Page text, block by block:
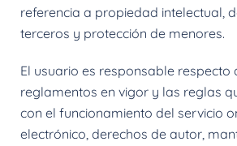
referencia a propiedad intelectual,
terceros y protección de menores.
El usuario es responsable respecto
reglamentos en vigor y las reglas
con el funcionamiento del servicio
electrónico, derechos de autor,